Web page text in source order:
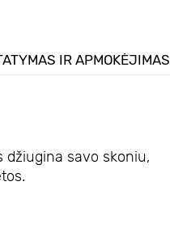
IR APMOKĖJIMAS
džiugina savo skoniu,